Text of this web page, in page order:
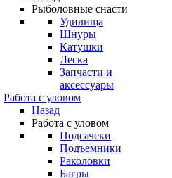
Рыболовные снасти
Удилища
Шнуры
Катушки
Леска
Запчасти и
аксессуары
Работа с уловом
Назад
Работа с уловом
Подсачеки
Подъемники
Раколовки
Багры